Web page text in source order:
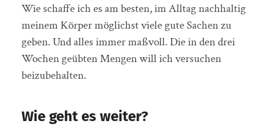
Wie schaffe ich es am besten, im Alltag nachhaltig
meinem Körper möglichst viele gute Sachen zu
geben. Und alles immer maßvoll. Die in den drei
Wochen geübten Mengen will ich versuchen
beizubehalten.
Wie geht es weiter?